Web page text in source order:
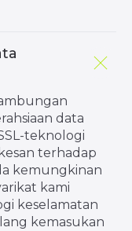
data
teknologi
terhadap
kemungkinan
kami
keselamatan
kemasukan